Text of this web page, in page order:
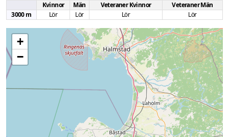
Kvinnor Män Veteraner Kvinnor
Veteraner Män
3000 m
Lör Lör Lör Lör
+
−